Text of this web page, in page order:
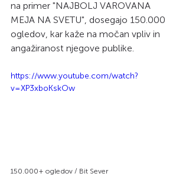
na primer "NAJBOLJ VAROVANA
MEJA NA SVETU", dosegajo 150.000
ogledov, kar kaže na močan vpliv in
angažiranost njegove publike.
https://www.youtube.com/watch?
v=XP3xboKskOw
150.000+ ogledov / Bit Sever